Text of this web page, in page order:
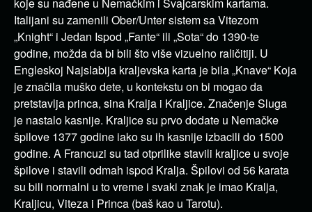
Italijani su zamenili Ober/Unter sistem sa Vitezom
„Knight“ i Jedan Ispod „Fante“ ili „Sota“ do 1390-te
godine, možda da bi bili što više vizuelno raličitiji. U
Engleskoj Najslabija kraljevska karta je bila „Knave“ Koja
je značila muško dete, u kontekstu on bi mogao da
pretstavlja princa, sina Kralja i Kraljice. Značenje Sluga
je nastalo kasnije. Kraljice su prvo dodate u Nemačke
špilove 1377 godine iako su ih kasnije izbacili do 1500
godine. A Francuzi su tad otprilike stavili kraljice u svoje
špilove i stavili odmah ispod Kralja. Špilovi od 56 karata
su bili normalni u to vreme i svaki znak je imao Kralja,
Kraljicu, Viteza i Princa (baš kao u Tarotu).